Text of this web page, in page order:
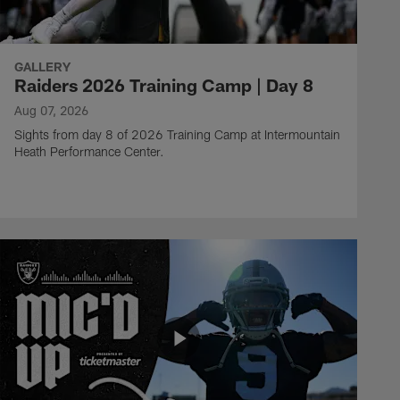
GALLERY
Raiders 2026 Training Camp | Day 8
Aug 07, 2026
Sights from day 8 of 2026 Training Camp at Intermountain
Heath Performance Center.